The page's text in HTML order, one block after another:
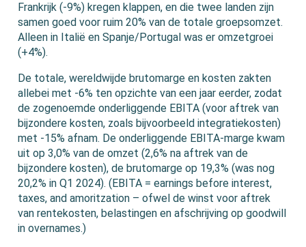
Frankrijk (-9%) kregen klappen, en die twee landen zijn
samen goed voor ruim 20% van de totale groepsomzet.
Alleen in Italië en Spanje/Portugal was er omzetgroei
(+4%).
De totale, wereldwijde brutomarge en kosten zakten
allebei met -6% ten opzichte van een jaar eerder, zodat
de zogenoemde onderliggende EBITA (voor aftrek van
bijzondere kosten, zoals bijvoorbeeld integratiekosten)
met -15% afnam. De onderliggende EBITA-marge kwam
uit op 3,0% van de omzet (2,6% na aftrek van de
bijzondere kosten), de brutomarge op 19,3% (was nog
20,2% in Q1 2024). (EBITA = earnings before interest,
taxes, and amoritzation – ofwel de winst voor aftrek
van rentekosten, belastingen en afschrijving op goodwill
in overnames.)